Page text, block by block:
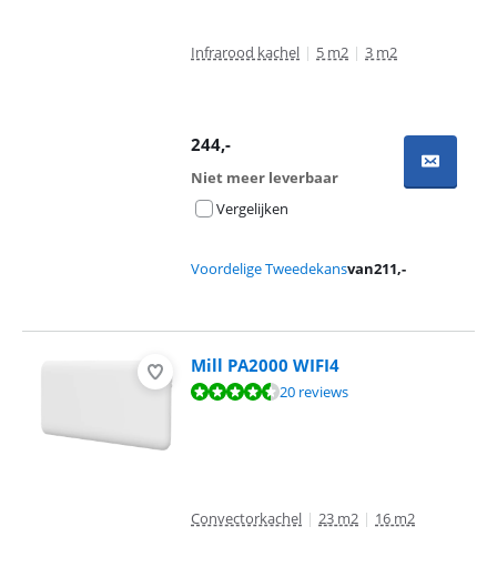
Infrarood kachel | 5 m2 | 3 m2
244,-
Niet meer leverbaar
Vergelijken
Voordelige Tweedekansvan211,-
Mill PA2000 WIFI4
Beoordeling is 8,7 van de 10, gebaseerd op 20 reviews.
20 reviews
Convectorkachel | 23 m2 | 16 m2